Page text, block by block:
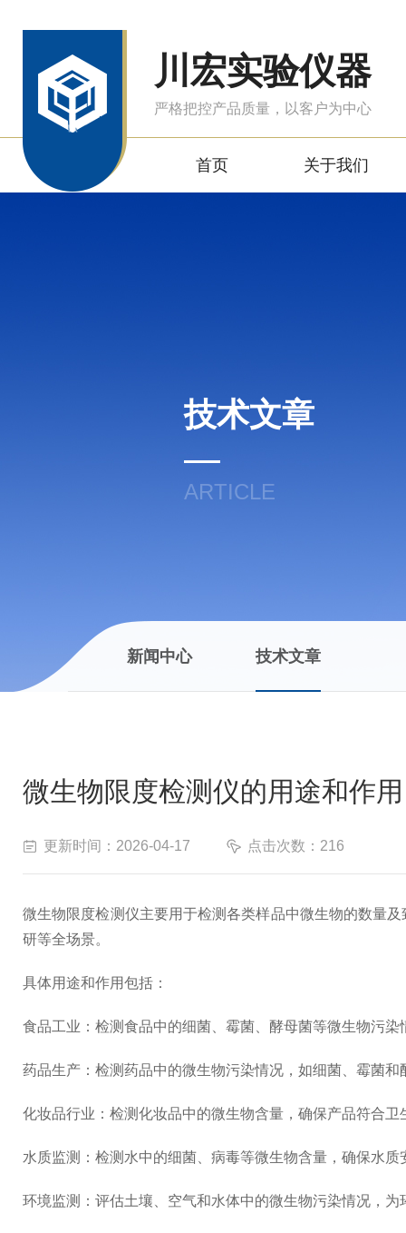
川宏实验仪器
严格把控产品质量，以客户为中心
首页 关于我们
技术文章
ARTICLE
新闻中心 技术文章
微生物限度检测仪的用途和作用
更新时间：2026-04-17 点击次数：216
微生物限度检测仪主要用于检测各类样品中微生物的数量
研等全场景。
具体用途和作用包括：
食品工业：检测食品中的细菌、霉菌、酵母菌等微生物污
药品生产：检测药品中的微生物污染情况，如细菌、霉菌
化妆品行业：检测化妆品中的微生物含量，确保产品符合
水质监测：检测水中的细菌、病毒等微生物含量，确保水
环境监测：评估土壤、空气和水体中的微生物污染情况，